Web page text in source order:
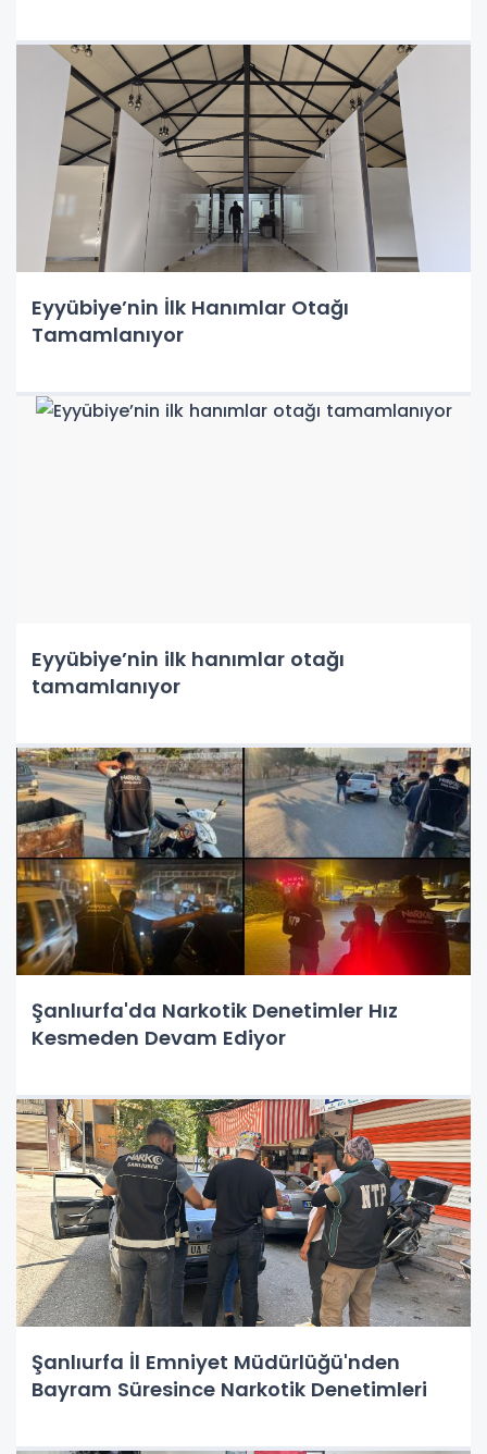
Eyyübiye’nin İlk Hanımlar Otağı
Tamamlanıyor
Eyyübiye’nin ilk hanımlar otağı
tamamlanıyor
Şanlıurfa'da Narkotik Denetimler Hız
Kesmeden Devam Ediyor
Şanlıurfa İl Emniyet Müdürlüğü'nden
Bayram Süresince Narkotik Denetimleri